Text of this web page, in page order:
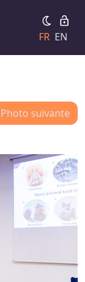
FR EN
Photo suivante